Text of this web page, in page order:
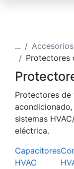
...
Protectores
Protectores
sistemas
eléctrica.
Capacitores
HVAC